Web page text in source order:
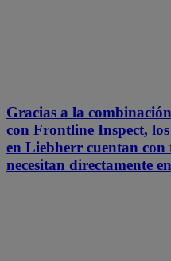
Gracias a la
con Frontline Inspect,
en Liebherr cuentan
necesitan directamente